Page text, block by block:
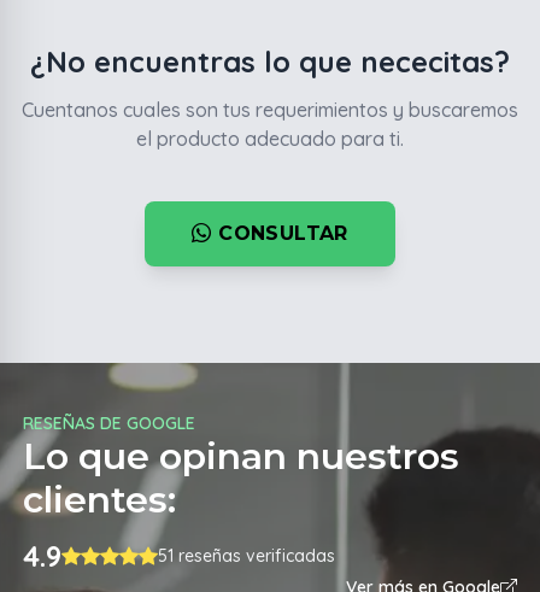
¿No encuentras lo que nececitas?
Cuentanos cuales son tus requerimientos y buscaremos
el producto adecuado para ti.
CONSULTAR
RESEÑAS DE GOOGLE
Lo que opinan nuestros
clientes:
4.9
51 reseñas verificadas
Ver más en Google